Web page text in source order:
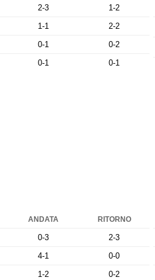
2-3
1-2
1-1
2-2
0-1
0-2
0-1 0-1
ANDATA RITORNO
0-3
2-3
4-1
0-0
1-2
0-2